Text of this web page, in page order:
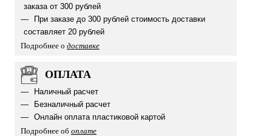
заказа от 300 рублей
При заказе до 300 рублей стоимость доставки
составляет 20 рублей
Подробнее о доставке
ОПЛАТА
Наличный расчет
Безналичный расчет
Онлайн оплата пластиковой картой
Подробнее об оплате